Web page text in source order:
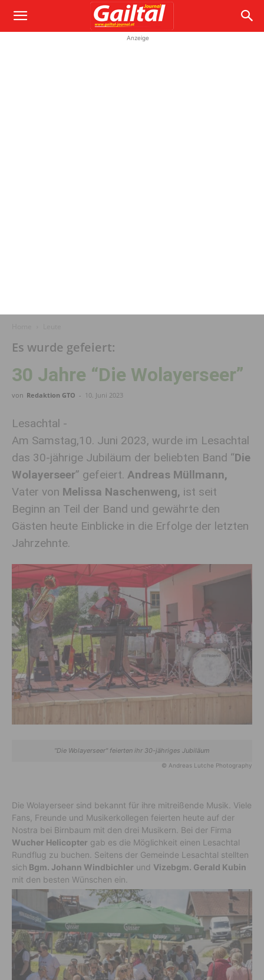
Anzeige
Es wurde gefeiert:
30 Jahre “Die Wolayerseer”
von Redaktion GTO - 10. Juni 2023
Lesachtal -
Am Samstag,10. Juni 2023, wurde im Lesachtal
das 30-jährige Jubiläum der beliebten Band “Die
Wolayerseer” gefeiert. Andreas Müllmann,
Vater von Melissa Naschenweng, ist seit
Beginn an Teil der Band und gewährte den
Gästen heute Einblicke in die Erfolge der letzten
Jahrzehnte.
"Die Wolayerseer" feierten ihr 30-jähriges Jubiläum
© Andreas Lutche Photography
Die Wolayerseer sind bekannt für ihre mitreißende Musik. Viele
Fans, Freunde und Musikerkollegen feierten heute auf der
Nostra bei Birnbaum mit den drei Musikern. Bei der Firma
Wucher Helicopter gab es die Möglichkeit einen Lesachtal
Rundflug zu buchen. Seitens der Gemeinde Lesachtal stellten
sich Bgm. Johann Windbichler und Vizebgm. Gerald Kubin
mit den besten Wünschen ein.